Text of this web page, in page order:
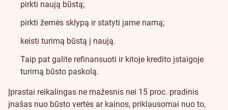
pirkti naują būstą;
pirkti žemės sklypą ir statyti jame namą;
keisti turimą būstą į naują.
Taip pat galite refinansuoti ir kitoje kredito įstaigoje
turimą būsto paskolą.
Įprastai reikalingas ne mažesnis nei 15 proc. pradinis
įnašas nuo būsto vertės ar kainos, priklausomai nuo to,